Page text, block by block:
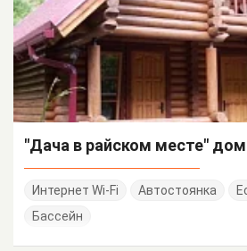
"Дача в райском месте"
Интернет Wi-Fi Автостоянка
Бассейн